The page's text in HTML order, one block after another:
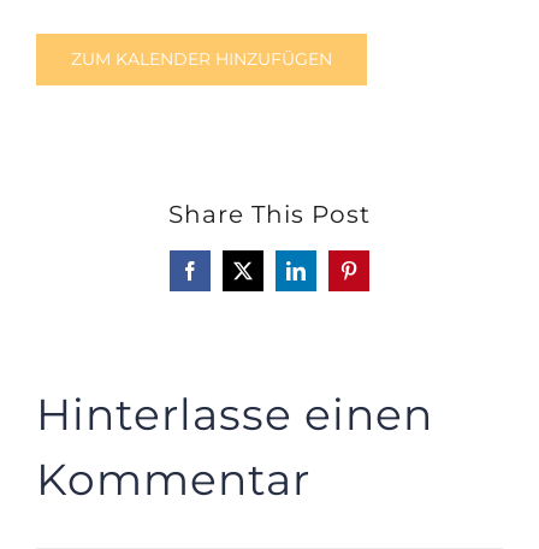
ZUM KALENDER HINZUFÜGEN
Share This Post
Facebook
X LinkedInPinterest
Hinterlasse einen
Kommentar